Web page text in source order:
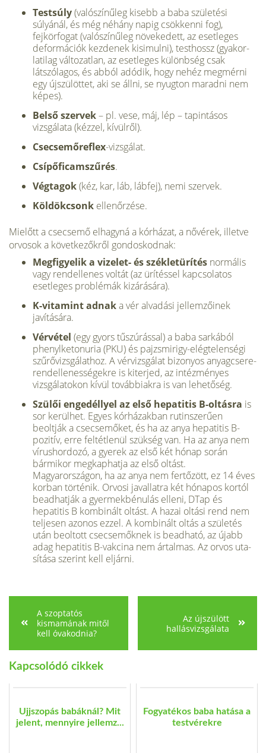
Testsúly(valószínűleg kisebb a baba születési
súlyánál, és még néhány napig csökkenni fog),
fejkörfogat (valószínű­leg növekedett, az esetleges
deformációk kezdenek kisimulni), testhossz (gyakor­
latilag változatlan, az esetleges különbség csak
látszólagos, és abból adódik, hogy nehéz megmérni
egy újszülöttet, aki se állni, se nyugton maradni nem
képes).
Belső szervek– pl. vese, máj, lép – tapintásos
vizsgálata (kézzel, kívülről).
Csecsemőreflex-vizsgálat.
Csípőficamszűrés.
Végtagok(kéz, kar, láb, lábfej), nemi szervek.
Köldökcsonk ellenőrzése.
Mielőtt a csecsemő elhagyná a kórhá­zat, a nővérek, illetve
orvosok a követ­kezőkről gondoskodnak:
Megfigyelik a vizelet- és székletürítés normális
vagy rendellenes voltát (az ürí­téssel kapcsolatos
esetleges problémák ki­zárására).
K-vitamint adnaka vér alvadási jel­lemzőinek
javítására.
Vérvétel (egy gyors tűszúrással) a ba­ba sarkából
phenylketonuria (PKU) és pajzsmirigy-elégtelenségi
szűrővizsgálat­hoz. A vérvizsgálat bizonyos anyagcsere­
rendellenességekre is kiterjed, az intéz­ményes
vizsgálatokon kívül továbbiakra is van lehetőség.
Szülői engedéllyel az első hepatitis B-oltásra is
sor kerülhet. Egyes kórhá­zakban rutinszerűen
beoltják a csecse­mőket, és ha az anya hepatitis B-
pozitív, erre feltétlenül szükség van. Ha az anya nem
vírushordozó, a gyerek az el­ső két hónap során
bármikor megkap­hatja az első oltást.
Magyarországon, ha az anya nem fertőzött, ez 14 éves
korban történik. Orvosi javallatra két hó­napos kortól
beadhatják a gyermekbé­nulás elleni, DTap és
hepatitis B kom­binált oltást. A hazai oltási rend nem
teljesen azonos ezzel. A kombinált oltás a születés
után beoltott csecsemőknek is beadható, az újabb
adag hepatitis B-vakcina nem ártalmas. Az orvos uta­
sítása szerint kell eljárni.
A szoptatós
kismamának mitől
kell óvakodnia?
Az újszülött
hallásvizsgálata
Kapcsolódó cikkek
Ujjszopás babáknál? Mit
jelent, mennyire jellemz...
Fogyatékos baba hatása a
testvérekre